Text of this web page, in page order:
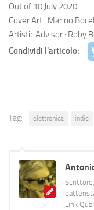
Out of 10 July 2020
Cover Art : Marino
Artistic Advisor : Roby
Condividi l'articolo:
Tag: elettronica indie
Link